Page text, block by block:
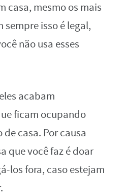
casa, mesmo os mais
sempre isso é legal,
não usa esses
acabam
ficam ocupando
casa. Por causa
que você faz é doar
los fora, caso estejam